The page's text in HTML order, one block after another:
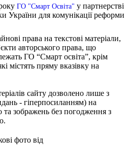
ГО "Смарт Освіта" у партнерстві
України для комунікації реформи
права на текстові матеріали,
авторського права, що
ГО “Смарт освіта”, крім
містять пряму вказівку на
сайту дозволено лише з
- гіперпосиланням) на
зображень без погодження з
фото від